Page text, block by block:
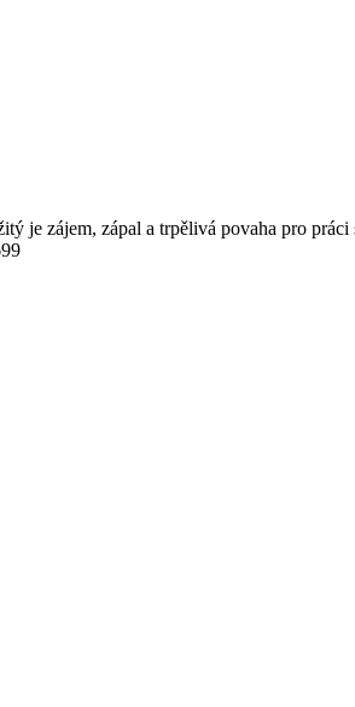
je zájem, zápal a trpělivá povaha pro